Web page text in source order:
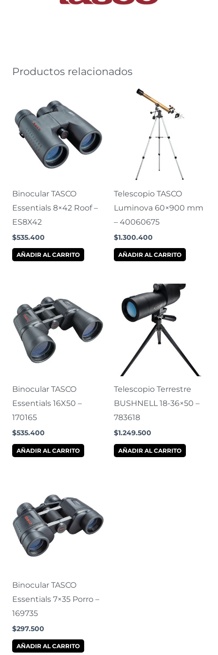
Productos relacionados
Binocular TASCO
Essentials 8×42 Roof –
ES8X42
$535.400
AÑADIR AL CARRITO
Telescopio TASCO
Luminova 60×900 mm
– 40060675
$1.300.400
AÑADIR AL CARRITO
Binocular TASCO
Essentials 16X50 –
170165
$535.400
AÑADIR AL CARRITO
Telescopio Terrestre
BUSHNELL 18-36×50 –
783618
$1.249.500
AÑADIR AL CARRITO
Binocular TASCO
Essentials 7×35 Porro –
169735
$297.500
AÑADIR AL CARRITO